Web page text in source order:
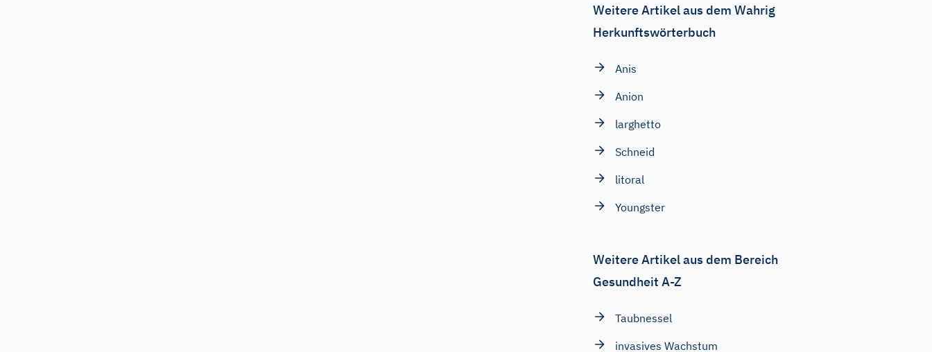
Weitere Artikel aus dem Wahrig
Herkunftswörterbuch
Anis
Anion
larghetto
Schneid
litoral
Youngster
Weitere Artikel aus dem Bereich
Gesundheit A-Z
Taubnessel
invasives Wachstum